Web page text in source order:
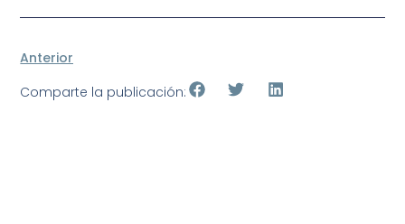
Anterior
Comparte la publicación: